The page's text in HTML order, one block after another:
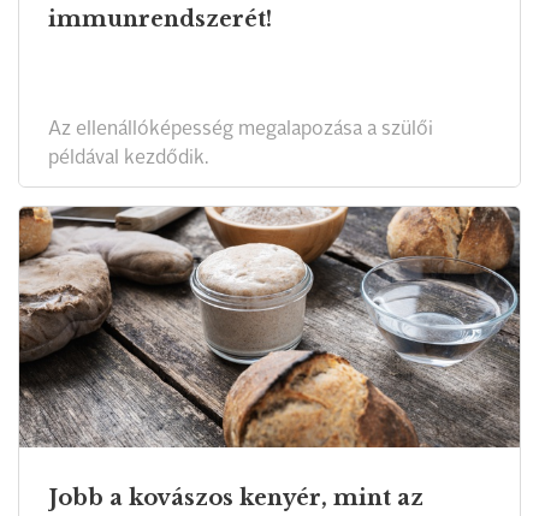
immunrendszerét!
Az ellenállóképesség megalapozása a szülői
példával kezdődik.
Jobb a kovászos kenyér, mint az